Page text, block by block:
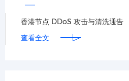
香港节点 DDoS 攻击与清洗通告
查看全文